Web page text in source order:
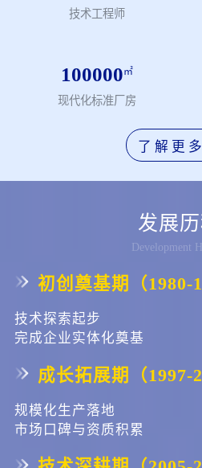
品种，彰显出专业化、规模化、高端
月，公司通过湖北省科技成果鉴定，
有超百项专利，其中发明专利超 30
参与制定单位，并深度参与工信部及
绿皮书与机器人领域 2017 - 2025 技
行业发展创造价值、贡献核心力量。​
家重点 3D 打印”“人形机器人”“高端自
务于国内众多头部机器人企业。​ 在硬
际先进生产加工设备和检测设备，其
套，包含 50 余台套带有丰富自身知
备精度达 2 级）。 斯微特将世界顶级
技术工程师
100000㎡
现代化标准厂房
了解更多
发展
Development
初创奠基期（1980-
技术探索起步
完成企业实体化奠基
成长拓展期（1997-
规模化生产落地
市场口碑与资质积累